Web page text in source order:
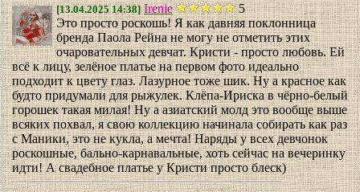
[13.04.2025 14:38] Irenie
5
Это просто роскошь! Я как давняя поклонница
бренда Паола Рейна не могу не отметить этих
очаровательных девчат. Кристи - просто любовь. Ей
всё к лицу, зелёное платье на первом фото идеально
подходит к цвету глаз. Лазурное тоже шик. Ну а красное как
будто придумали для рыжулек. Клёпа-Ириска в чёрно-белый
горошек такая милая! Ну а азиатский молд это вообще выше
всяких похвал, я свою коллекцию начинала собирать как раз
с Маники, это не кукла, а мечта! Наряды у всех девчонок
роскошные, бально-карнавальные, хоть сейчас на вечеринку
идти! А свадебное платье у Кристи просто блеск)